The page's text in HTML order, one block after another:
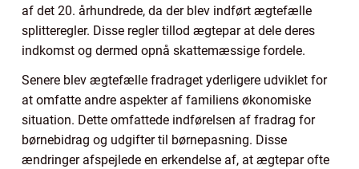
af det 20. århundrede, da der blev indført ægtefælle
splitteregler. Disse regler tillod ægtepar at dele deres
indkomst og dermed opnå skattemæssige fordele.
Senere blev ægtefælle fradraget yderligere udviklet for
at omfatte andre aspekter af familiens økonomiske
situation. Dette omfattede indførelsen af fradrag for
børnebidrag og udgifter til børnepasning. Disse
ændringer afspejlede en erkendelse af, at ægtepar ofte